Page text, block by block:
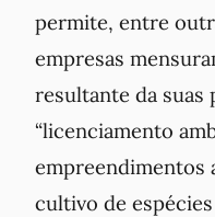
permite, entre
empresas
resultante da suas
“licenciamento
empreendimentos
cultivo de